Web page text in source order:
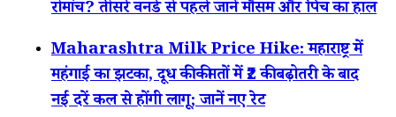
रोमांच? तीसरे वनडे से पहले जानें मौसम और पिच का हाल
Maharashtra Milk Price Hike: महाराष्ट्र में
महंगाई का झटका, दूध की कीमतों में ₹2 की बढ़ोतरी के बाद
नई दरें कल से होंगी लागू; जानें नए रेट